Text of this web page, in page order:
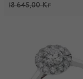
18 645,00 Kr